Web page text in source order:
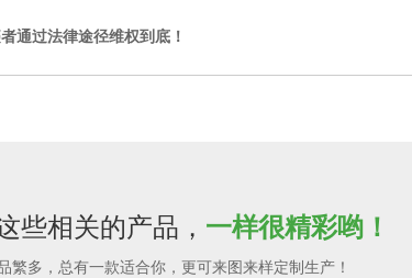
通过法律途径维权到底！
些相关的产品， 一样很精彩哟！
繁多，总有一款适合你，更可来图来样定制生产！